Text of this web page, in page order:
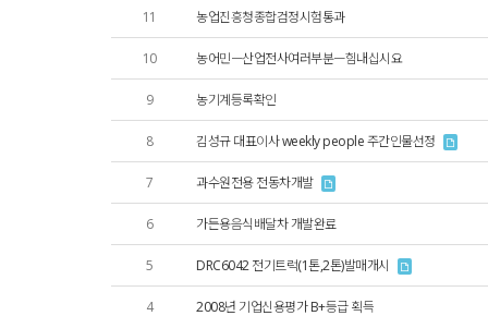
11 농업진흥청종합검정시험통과
10 농어민ㅡ산업전사여러부분ㅡ힘내십시요
9 농기계등록확인
8 김성규 대표이사 weekly people 주간인물선정
7 과수원전용 전동차개발
6 가든용음식배달차 개발완료
5 DRC6042 전기트럭(1톤,2톤)발매개시
4 2008년 기업신용평가 B+등급 획득